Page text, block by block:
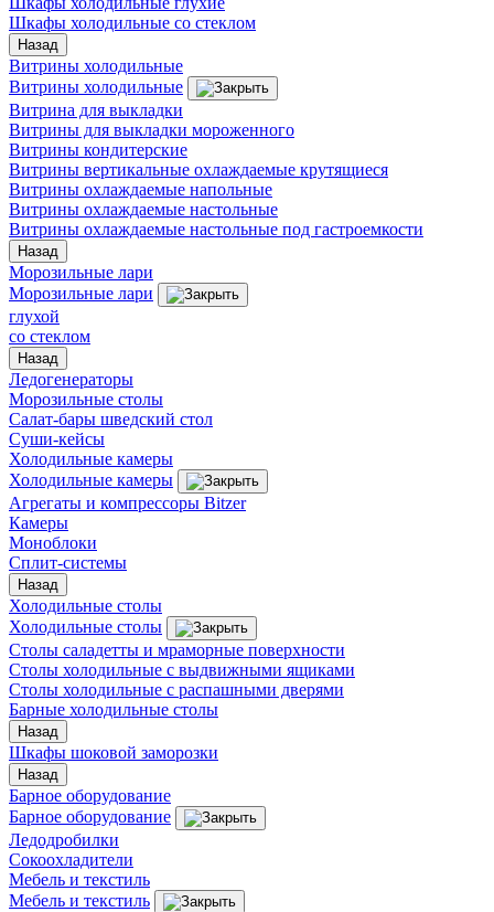
Шкафы холодильные со стеклом
Назад
Витрины холодильные
Витрины холодильные
Витрина для выкладки
Витрины для выкладки мороженного
Витрины кондитерские
Витрины вертикальные охлаждаемые крутящиеся
Витрины охлаждаемые напольные
Витрины охлаждаемые настольные
Витрины охлаждаемые настольные под гастроемкости
Назад
Морозильные лари
Морозильные лари
глухой
со стеклом
Назад
Ледогенераторы
Морозильные столы
Салат-бары шведский стол
Суши-кейсы
Холодильные камеры
Холодильные камеры
Агрегаты и компрессоры Bitzer
Камеры
Моноблоки
Сплит-системы
Назад
Холодильные столы
Холодильные столы
Столы саладетты и мраморные поверхности
Столы холодильные с выдвижными ящиками
Столы холодильные с распашными дверями
Барные холодильные столы
Назад
Шкафы шоковой заморозки
Назад
Барное оборудование
Барное оборудование
Ледодробилки
Сокоохладители
Мебель и текстиль
Мебель и текстиль